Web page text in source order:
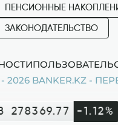
ПЕНСИОННЫЕ
ЗАКОНОДАТЕЛЬСТВО
- 2026 BANKER.KZ -
278369.77 -1.12%